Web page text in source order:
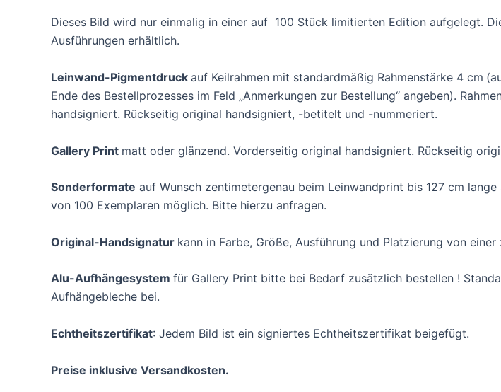
Dieses Bild wird nur einmalig in einer auf 100 Stück limitierten Edition aufgelegt.
Ausführungen erhältlich.
Leinwand-Pigmentdruck auf Keilrahmen mit standardmäßig Rahmenstärke 4 cm
Ende des Bestellprozesses im Feld „Anmerkungen zur Bestellung“ angeben).
handsigniert. Rückseitig original handsigniert, -betitelt und -nummeriert.
Gallery Print matt oder glänzend. Vorderseitig original handsigniert. Rückseitig
Sonderformate auf Wunsch zentimetergenau beim Leinwandprint bis 127 cm
von 100 Exemplaren möglich. Bitte hierzu anfragen.
Original-Handsignatur kann in Farbe, Größe, Ausführung und Platzierung von
Alu-Aufhängesystem für Gallery Print bitte bei Bedarf zusätzlich bestellen !
Aufhängebleche bei.
Echtheitszertifikat: Jedem Bild ist ein signiertes Echtheitszertifikat beigefügt.
Preise inklusive Versandkosten.